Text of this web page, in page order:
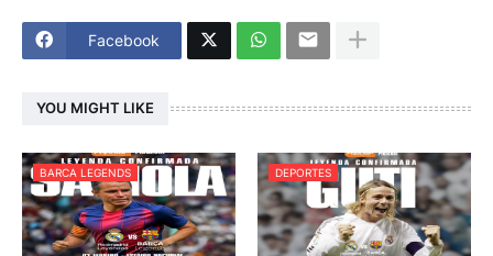
Facebook
YOU MIGHT LIKE
BARCA LEGENDS DEPORTES